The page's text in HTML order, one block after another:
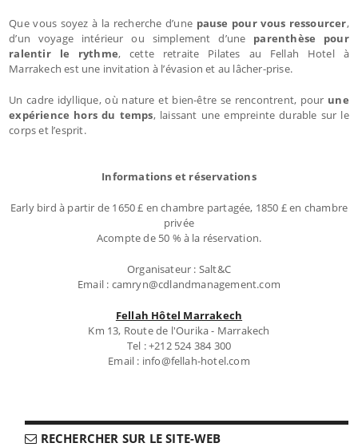
Que vous soyez à la recherche d’une pause pour vous ressourcer,
d’un voyage intérieur ou simplement d’une parenthèse pour
ralentir le rythme, cette retraite Pilates au Fellah Hotel à
Marrakech est une invitation à l’évasion et au lâcher-prise.
Un cadre idyllique, où nature et bien-être se rencontrent, pour une
expérience hors du temps, laissant une empreinte durable sur le
corps et l’esprit.
Informations et réservations
Early bird à partir de 1650 £ en chambre partagée, 1850 £ en chambre
privée
Acompte de 50 % à la réservation.
Organisateur : Salt&C
Email : camryn@cdlandmanagement.com
Fellah Hôtel Marrakech
Km 13, Route de l'Ourika - Marrakech
Tel : +212 524 384 300
Email : info@fellah-hotel.com
RECHERCHER SUR LE SITE-WEB